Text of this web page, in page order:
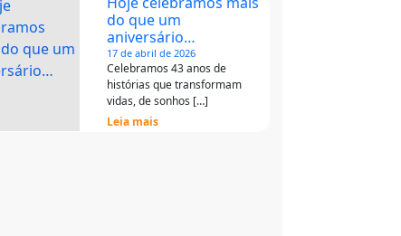
do que um
aniversário…
17 de abril de 2026
Celebramos 43 anos de
histórias que transformam
vidas, de sonhos […]
Leia mais